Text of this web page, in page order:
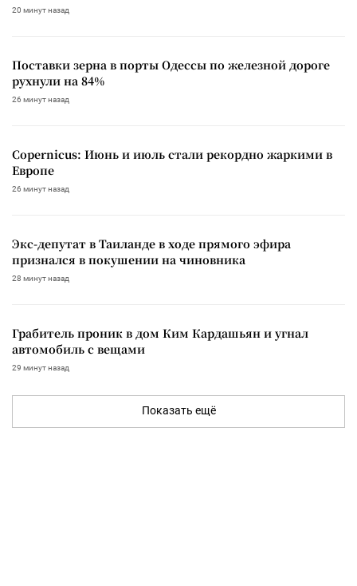
20 минут назад
Поставки зерна в порты Одессы по железной дороге
рухнули на 84%
26 минут назад
Copernicus: Июнь и июль стали рекордно жаркими в
Европе
26 минут назад
Экс-депутат в Таиланде в ходе прямого эфира
признался в покушении на чиновника
28 минут назад
Грабитель проник в дом Ким Кардашьян и угнал
автомобиль с вещами
29 минут назад
Показать ещё